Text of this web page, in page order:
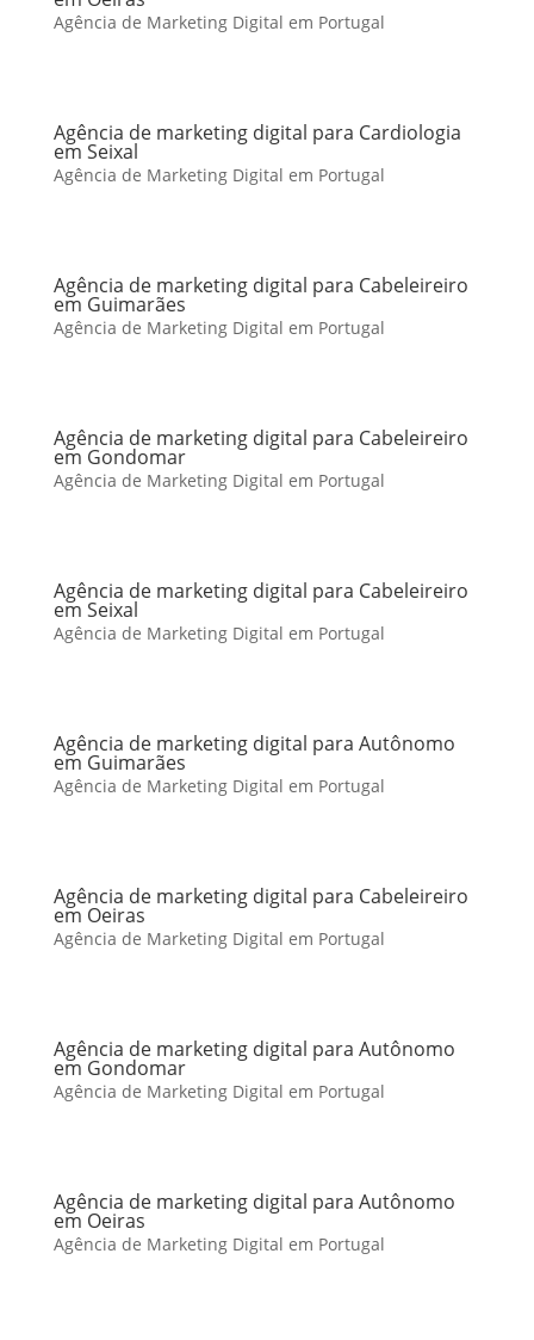
Agência de Marketing Digital em Portugal
Agência de marketing digital para Cardiologia
em Seixal
Agência de Marketing Digital em Portugal
Agência de marketing digital para Cabeleireiro
em Guimarães
Agência de Marketing Digital em Portugal
Agência de marketing digital para Cabeleireiro
em Gondomar
Agência de Marketing Digital em Portugal
Agência de marketing digital para Cabeleireiro
em Seixal
Agência de Marketing Digital em Portugal
Agência de marketing digital para Autônomo
em Guimarães
Agência de Marketing Digital em Portugal
Agência de marketing digital para Cabeleireiro
em Oeiras
Agência de Marketing Digital em Portugal
Agência de marketing digital para Autônomo
em Gondomar
Agência de Marketing Digital em Portugal
Agência de marketing digital para Autônomo
em Oeiras
Agência de Marketing Digital em Portugal